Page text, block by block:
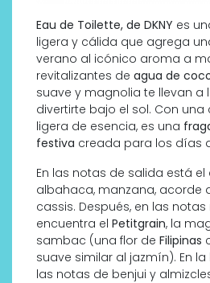
Eau de Toilette, de DKNY es
ligera y cálida que agrega
verano al icónico aroma a
revitalizantes de agua de
suave y magnolia te llevan a
divertirte bajo el sol. Con
ligera de esencia, es una
festiva creada para los días
En las notas de salida está
albahaca, manzana, acorde
cassis. Después, en las
encuentra el Petitgrain, la
sambac (una flor de Filipinas
suave similar al jazmín). En
las notas de benjui y